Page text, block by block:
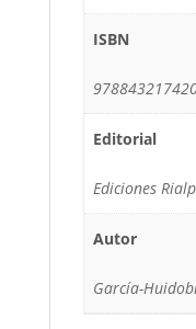
ISBN
Editorial
Ediciones Rialp
Autor
García-